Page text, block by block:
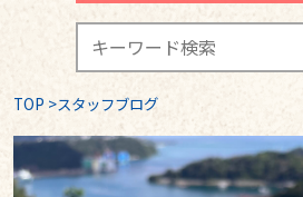
TOP >スタッフブログ